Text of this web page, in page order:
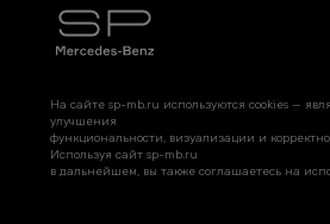
На сайте sp-mb.ru используются cookies —
улучшения
функциональности, визуализации и
Используя сайт sp-mb.ru
в дальнейшем, вы также соглашаетесь на